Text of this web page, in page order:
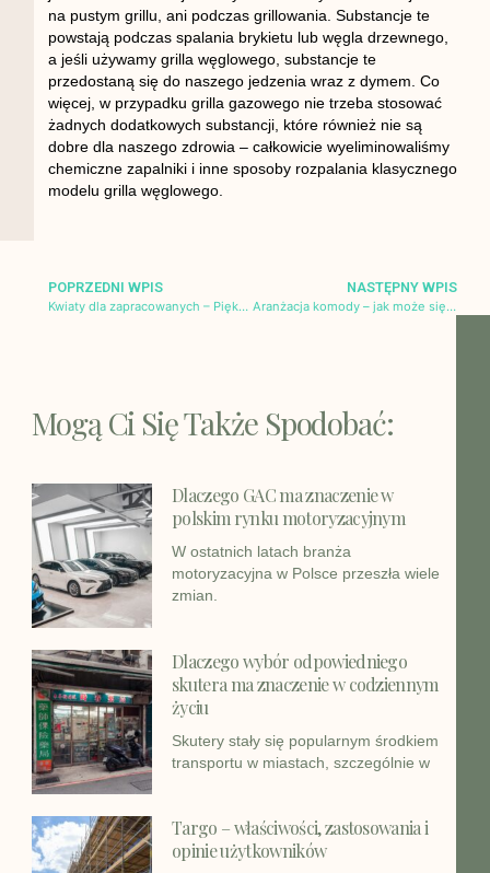
na pustym grillu, ani podczas grillowania. Substancje te
powstają podczas spalania brykietu lub węgla drzewnego,
a jeśli używamy grilla węglowego, substancje te
przedostaną się do naszego jedzenia wraz z dymem. Co
więcej, w przypadku grilla gazowego nie trzeba stosować
żadnych dodatkowych substancji, które również nie są
dobre dla naszego zdrowia – całkowicie wyeliminowaliśmy
chemiczne zapalniki i inne sposoby rozpalania klasycznego
modelu grilla węglowego.
POPRZEDNI WPIS
Kwiaty dla zapracowanych – Piękny ogród przy minimum wkładu
NASTĘPNY WPIS
Aranżacja komody – jak może się wyróżnić?
Mogą Ci Się Także Spodobać:
Dlaczego GAC ma znaczenie w
polskim rynku motoryzacyjnym
W ostatnich latach branża
motoryzacyjna w Polsce przeszła wiele
zmian.
Dlaczego wybór odpowiedniego
skutera ma znaczenie w codziennym
życiu
Skutery stały się popularnym środkiem
transportu w miastach, szczególnie w
Targo – właściwości, zastosowania i
opinie użytkowników